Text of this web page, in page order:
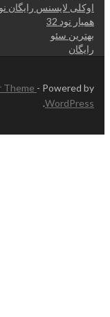
اوکلی لایسنس رایگان نود
همیار نود 32
بهترین سئو
رایگان
Theme - Powered by
WordPress
.